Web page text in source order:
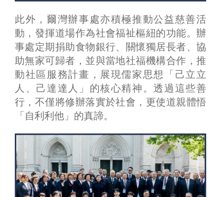
此外，爾灣辦事處亦積極推動公益慈善活
動，發揮道場作為社會福祉樞紐的功能。辦
事處定期捐助食物銀行、關懷獨居長者、協
助無家可歸者，並與當地社福機構合作，推
動社區服務計畫，展現儒家思想「己立立
人、己達達人」的核心精神。透過這些善
行，不僅將修辦落實於社會，更使道親體悟
「自利利他」的真諦。